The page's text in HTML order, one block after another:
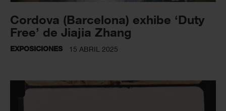
Cordova (Barcelona) exhibe ‘Duty
Free’ de Jiajia Zhang
EXPOSICIONES 15 ABRIL 2025